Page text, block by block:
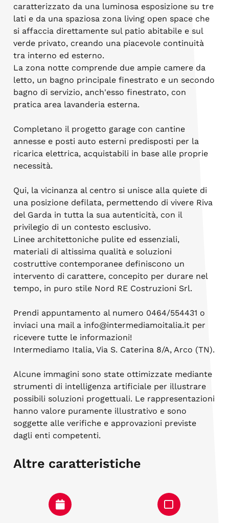
caratterizzato da una luminosa esposizione su tre
lati e da una spaziosa zona living open space che
si affaccia direttamente sul patio abitabile e sul
verde privato, creando una piacevole continuità
tra interno ed esterno.
La zona notte comprende due ampie camere da
letto, un bagno principale finestrato e un secondo
bagno di servizio, anch'esso finestrato, con
pratica area lavanderia esterna.
Completano il progetto garage con cantine
annesse e posti auto esterni predisposti per la
ricarica elettrica, acquistabili in base alle proprie
necessità.
Qui, la vicinanza al centro si unisce alla quiete di
una posizione defilata, permettendo di vivere Riva
del Garda in tutta la sua autenticità, con il
privilegio di un contesto esclusivo.
Linee architettoniche pulite ed essenziali,
materiali di altissima qualità e soluzioni
costruttive contemporanee definiscono un
intervento di carattere, concepito per durare nel
tempo, in puro stile Nord RE Costruzioni Srl.
Prendi appuntamento al numero 0464/554431 o
inviaci una mail a info@intermediamoitalia.it per
ricevere tutte le informazioni!
Intermediamo Italia, Via S. Caterina 8/A, Arco (TN).
Alcune immagini sono state ottimizzate mediante
strumenti di intelligenza artificiale per illustrare
possibili soluzioni progettuali. Le rappresentazioni
hanno valore puramente illustrativo e sono
soggette alle verifiche e approvazioni previste
dagli enti competenti.
Altre caratteristiche